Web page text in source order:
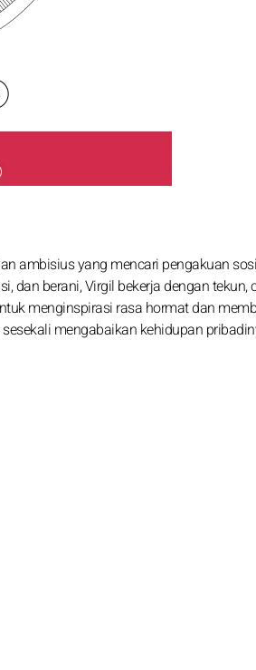
ambisius yang mencari pengakuan
dan berani, Virgil bekerja dengan tekun,
menginspirasi rasa hormat dan
mengabaikan kehidupan